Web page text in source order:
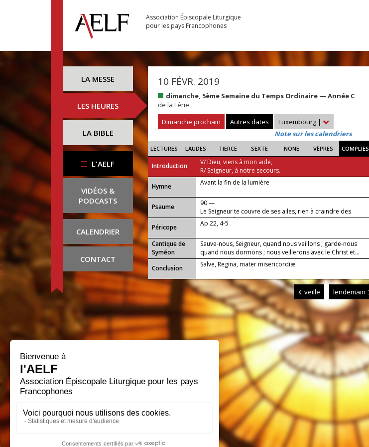
Association Épiscopale Liturgique
pour les pays Francophones
LA MESSE
LES HEURES
LA BIBLE
L'AELF
VIDÉOS &
PODCASTS
CALENDRIER
CONTACT
10 FÉVR. 2019
dimanche, 5ème Semaine du Temps Ordinaire — Année C
de la Férie
Dimanche prochain
Autres dates Luxembourg |
Note sur les calendriers
LECTURES LAUDES TIERCE SEXTE NONE VÊPRES COMPLIES
Introduction
V/ Dieu, viens à mon aide,
R/ Seigneur, à notre secours.
...
Hymne Avant la fin de la lumière
Psaume
90 —
Le Seigneur te couvre de ses ailes, rien à craindre des
terreurs de la nuit.
Péricope
Ap 22, 4-5
Cantique de
Syméon
Sauve-nous, Seigneur, quand nous veillons ; garde-nous
quand nous dormons ; nous veillerons avec le Christ et...
Conclusion
Salve, Regina, mater misericordiæ
veille lendemain